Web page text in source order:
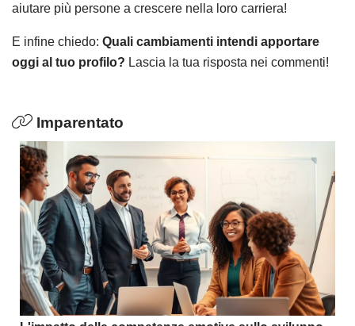
aiutare più persone a crescere nella loro carriera!
E infine chiedo: Quali cambiamenti intendi apportare
oggi al tuo profilo? Lascia la tua risposta nei commenti!
Imparentato